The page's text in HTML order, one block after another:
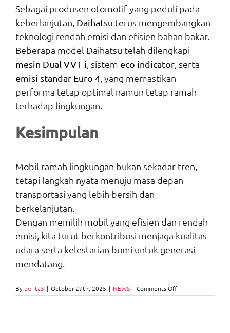
Sebagai produsen otomotif yang peduli pada
keberlanjutan, Daihatsu terus mengembangkan
teknologi rendah emisi dan efisien bahan bakar.
Beberapa model Daihatsu telah dilengkapi
mesin Dual VVT-i, sistem eco indicator, serta
emisi standar Euro 4, yang memastikan
performa tetap optimal namun tetap ramah
terhadap lingkungan.
Kesimpulan
Mobil ramah lingkungan bukan sekadar tren,
tetapi langkah nyata menuju masa depan
transportasi yang lebih bersih dan
berkelanjutan.
Dengan memilih mobil yang efisien dan rendah
emisi, kita turut berkontribusi menjaga kualitas
udara serta kelestarian bumi untuk generasi
mendatang.
By berita3 | October 27th, 2025 | NEWS | Comments Offon
Apa